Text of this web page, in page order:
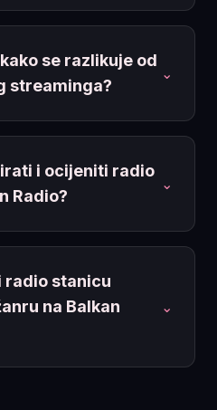
se razlikuje od
streaminga?
⌄
i ocijeniti radio
Radio?
⌄
radio stanicu
na Balkan
⌄